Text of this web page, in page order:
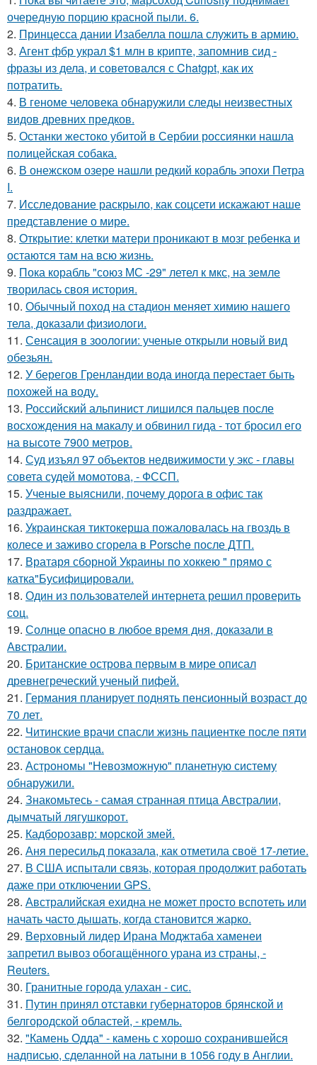
очередную порцию красной пыли. 6.
2. Принцесса дании Изабелла пошла служить в армию.
3. Агент фбр украл $1 млн в крипте, запомнив сид -
фразы из дела, и советовался с Chatgpt, как их
потратить.
4. В геноме человека обнаружили следы неизвестных
видов древних предков.
5. Останки жестоко убитой в Сербии россиянки нашла
полицейская собака.
6. В онежском озере нашли редкий корабль эпохи Петра
I.
7. Исследование раскрыло, как соцсети искажают наше
представление о мире.
8. Открытие: клетки матери проникают в мозг ребенка и
остаются там на всю жизнь.
9. Пока корабль "союз МС -29" летел к мкс, на земле
творилась своя история.
10. Обычный поход на стадион меняет химию нашего
тела, доказали физиологи.
11. Сенсация в зоологии: ученые открыли новый вид
обезьян.
12. У берегов Гренландии вода иногда перестает быть
похожей на воду.
13. Российский альпинист лишился пальцев после
восхождения на макалу и обвинил гида - тот бросил его
на высоте 7900 метров.
14. Суд изъял 97 объектов недвижимости у экс - главы
совета судей момотова, - ФССП.
15. Ученые выяснили, почему дорога в офис так
раздражает.
16. Украинская тиктокерша пожаловалась на гвоздь в
колесе и заживо сгорела в Porsche после ДТП.
17. Вратаря сборной Украины по хоккею " прямо с
катка"Бусифицировали.
18. Один из пользователей интернета решил проверить
соц.
19. Солнце опасно в любое время дня, доказали в
Австралии.
20. Британские острова первым в мире описал
древнегреческий ученый пифей.
21. Германия планирует поднять пенсионный возраст до
70 лет.
22. Читинские врачи спасли жизнь пациентке после пяти
остановок сердца.
23. Астрономы "Невозможную" планетную систему
обнаружили.
24. Знакомьтесь - самая странная птица Австралии,
дымчатый лягушкорот.
25. Кадборозавр: морской змей.
26. Аня пересильд показала, как отметила своё 17-летие.
27. В США испытали связь, которая продолжит работать
даже при отключении GPS.
28. Австралийская ехидна не может просто вспотеть или
начать часто дышать, когда становится жарко.
29. Верховный лидер Ирана Моджтаба хаменеи
запретил вывоз обогащённого урана из страны, -
Reuters.
30. Гранитные города улахан - сис.
31. Путин принял отставки губернаторов брянской и
белгородской областей, - кремль.
32. "Камень Одда" - камень с хорошо сохранившейся
надписью, сделанной на латыни в 1056 году в Англии.